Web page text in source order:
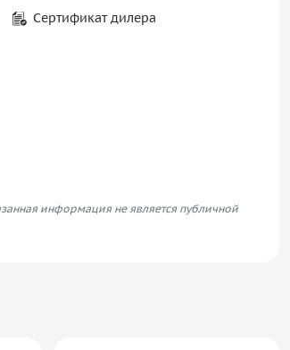
Сертификат дилера
информация не является публичной